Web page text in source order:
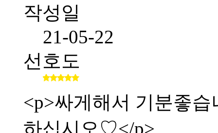
작성일
21-05-22
선호도
<p>싸게해서 기분좋습
하십시오♡</p>